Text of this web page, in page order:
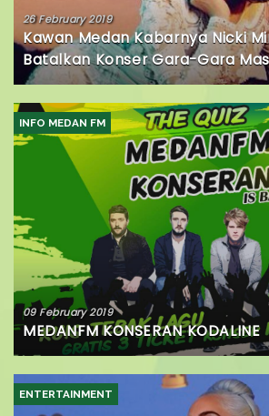
26 February 2019
Kawan Medan Kabarnya Nicki
Batalkan Konser Gara-Gara
INFO MEDAN FM
09 February 2019
MEDANFM KONSERAN KODALINE
ENTERTAINMENT